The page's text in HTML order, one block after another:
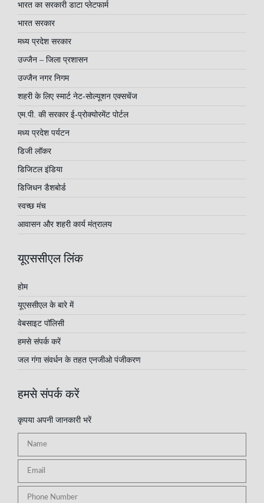
भारत का सरकारी डाटा प्लेटफार्म
भारत सरकार
मध्य प्रदेश सरकार
उज्जैन – जिला प्रशासन
उज्जैन नगर निगम
शहरी के लिए स्मार्ट नेट-सोल्यूशन एक्सचेंज
एम.पी. की सरकार ई-प्रोक्योरमेंट पोर्टल
मध्य प्रदेश पर्यटन
डिजी लॉकर
डिजिटल इंडिया
डिजिधन डैशबोर्ड
स्वच्छ मंच
आवासन और शहरी कार्य मंत्रालय
यूएससीएल लिंक
होम
यूएससीएल के बारे में
वेबसाइट पॉलिसी
हमसे संपर्क करें
जल गंगा संवर्धन के तहत एनजीओ पंजीकरण
हमसे संपर्क करें
कृपया अपनी जानकारी भरें